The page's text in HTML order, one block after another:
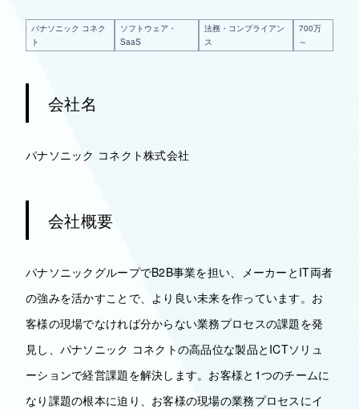
パナソニック コネク
ト
ソフトウェア・
SaaS
法務・コンプライアン
ス
700万
～
会社名
パナソニック コネクト株式会社
会社概要
パナソニックグループでB2B事業を担い、メーカーとIT両者
の強みを活かすことで、より良い未来を作っています。お
客様の現場でなければ分からない業務プロセスの課題を発
見し、パナソニック コネクトの高品位な製品とICTソリュ
ーションで経営課題を解決します。お客様と1つのチームに
なり課題の根本に迫り、お客様の現場の業務プロセスにイ